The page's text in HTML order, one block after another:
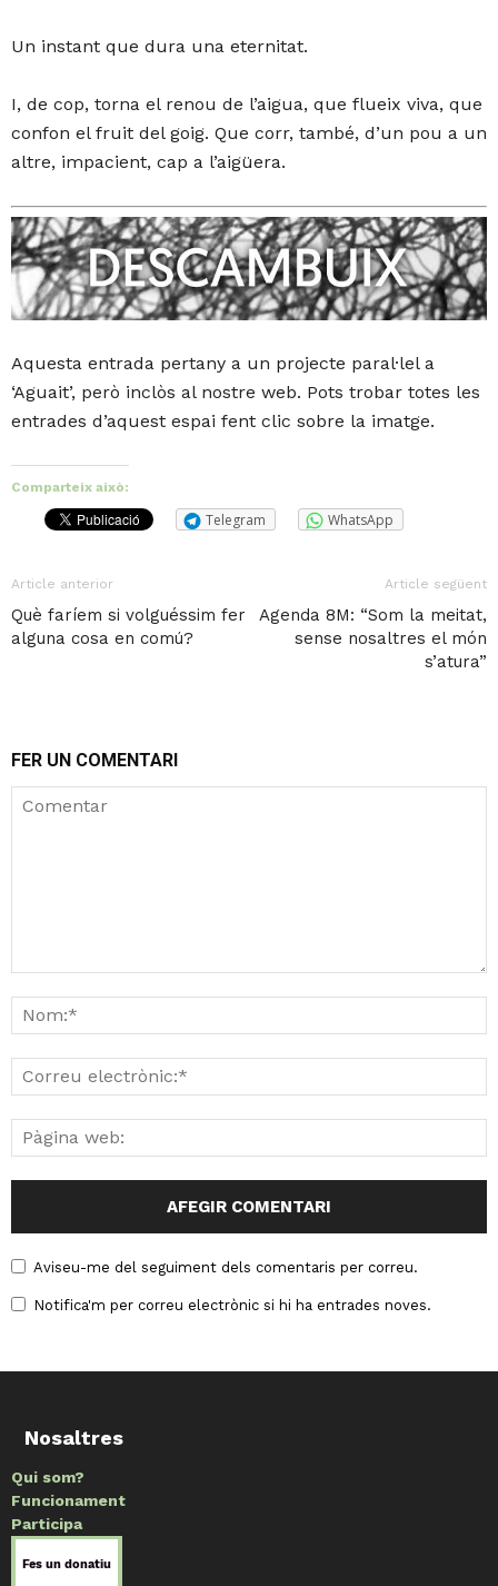
Un instant que dura una eternitat.
I, de cop, torna el renou de l’aigua, que flueix viva, que
confon el fruit del goig. Que corr, també, d’un pou a un
altre, impacient, cap a l’aigüera.
Aquesta entrada pertany a un projecte paral·lel a
‘Aguait’, però inclòs al nostre web. Pots trobar totes les
entrades d’aquest espai fent clic sobre la imatge.
Comparteix això:
Telegram WhatsApp
Article anterior
Què faríem si volguéssim fer
alguna cosa en comú?
Article següent
Agenda 8M: “Som la meitat,
sense nosaltres el món
s’atura”
FER UN COMENTARI
Aviseu-me del seguiment dels comentaris per correu.
Notifica'm per correu electrònic si hi ha entrades noves.
Nosaltres
Qui som?
Funcionament
Participa